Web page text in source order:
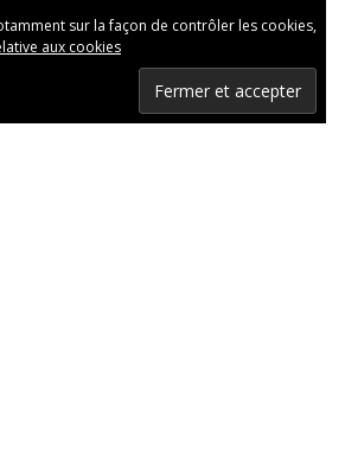
sur la façon de contrôler les cookies,
aux cookies